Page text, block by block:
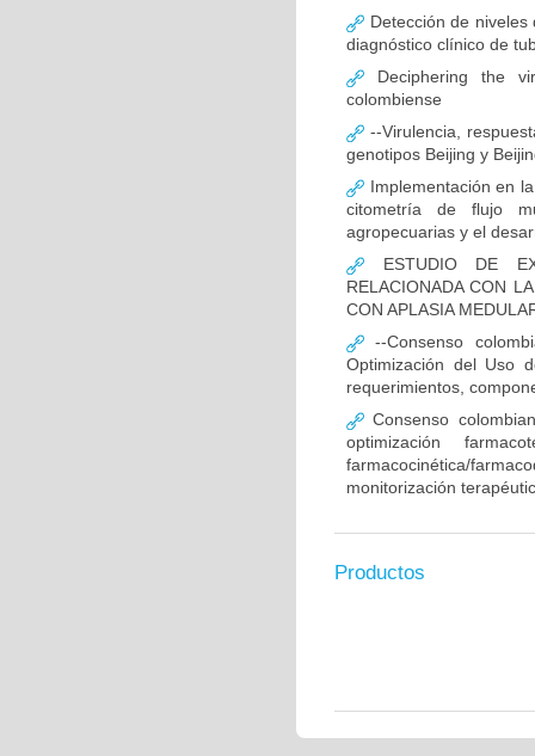
Detección de
diagnóstico clínico de
Deciphering the
colombiense
--Virulencia,
genotipos Beijing y
Implementación en
citometría de flujo
agropecuarias y el
ESTUDIO DE
RELACIONADA CON
CON APLASIA
--Consenso
Optimización del Uso
requerimientos,
Consenso
optimización
farmacocinética/
monitorización
Productos